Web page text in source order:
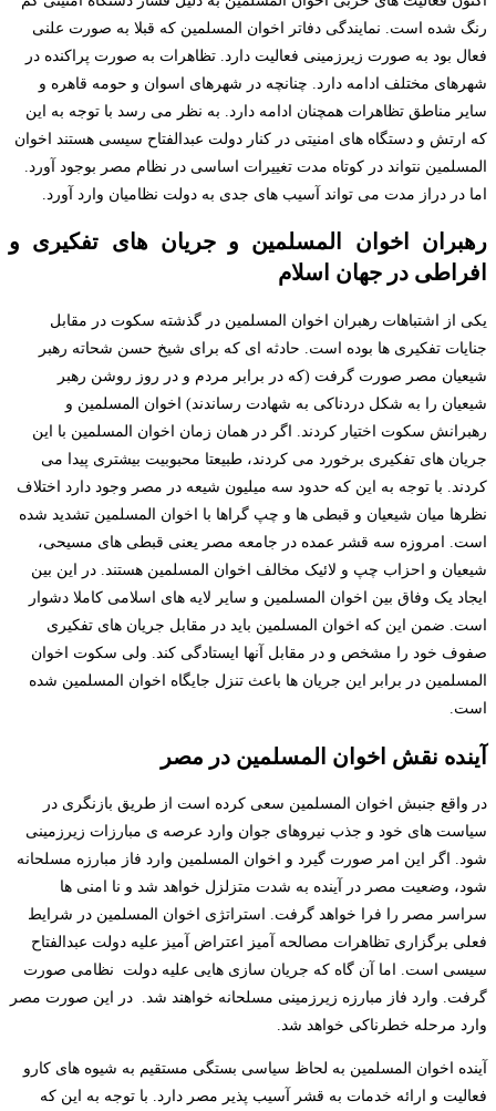
رنگ شده است. نمایندگی دفاتر اخوان المسلمین که قبلا به صورت علنی
فعال بود به صورت زیرزمینی فعالیت دارد. تظاهرات به صورت پراکنده در
شهرهای مختلف ادامه دارد. چنانچه در شهرهای اسوان و حومه قاهره و
سایر مناطق تظاهرات همچنان ادامه دارد. به نظر می رسد با توجه به این
که ارتش و دستگاه های امنیتی در کنار دولت عبدالفتاح سیسی هستند اخوان
المسلمین نتواند در کوتاه مدت تغییرات اساسی در نظام مصر بوجود آورد.
اما در دراز مدت می تواند آسیب های جدی به دولت نظامیان وارد آورد.
رهبران اخوان المسلمین و جریان های تفکیری و
افراطی در جهان اسلام
یکی از اشتباهات رهبران اخوان المسلمین در گذشته سکوت در مقابل
جنایات تفکیری ها بوده است. حادثه ای که برای شیخ حسن شحاته رهبر
شیعیان مصر صورت گرفت (که در برابر مردم و در روز روشن رهبر
شیعیان را به شکل دردناکی به شهادت رساندند) اخوان المسلمین و
رهبرانش سکوت اختیار کردند. اگر در همان زمان اخوان المسلمین با این
جریان های تفکیری برخورد می کردند، طبیعتا محبوبیت بیشتری پیدا می
کردند. با توجه به این که حدود سه میلیون شیعه در مصر وجود دارد اختلاف
نظرها میان شیعیان و قبطی ها و چپ گراها با اخوان المسلمین تشدید شده
است. امروزه سه قشر عمده در جامعه مصر یعنی قبطی های مسیحی،
شیعیان و احزاب چپ و لائیک مخالف اخوان المسلمین هستند. در این بین
ایجاد یک وفاق بین اخوان المسلمین و سایر لایه های اسلامی کاملا دشوار
است. ضمن این که اخوان المسلمین باید در مقابل جریان های تفکیری
صفوف خود را مشخص و در مقابل آنها ایستادگی کند. ولی سکوت اخوان
المسلمین در برابر این جریان ها باعث تنزل جایگاه اخوان المسلمین شده
است.
آینده نقش اخوان المسلمین در مصر
در واقع جنبش اخوان المسلمین سعی کرده است از طریق بازنگری در
سیاست های خود و جذب نیروهای جوان وارد عرصه ی مبارزات زیرزمینی
شود. اگر این امر صورت گیرد و اخوان المسلمین وارد فاز مبارزه مسلحانه
شود، وضعیت مصر در آینده به شدت متزلزل خواهد شد و نا امنی ها
سراسر مصر را فرا خواهد گرفت. استراتژی اخوان المسلمین در شرایط
فعلی برگزاری تظاهرات مصالحه آمیز اعتراض آمیز علیه دولت عبدالفتاح
سیسی است. اما آن گاه که جریان سازی هایی علیه دولت نظامی صورت
گرفت. وارد فاز مبارزه زیرزمینی مسلحانه خواهند شد. در این صورت مصر
وارد مرحله خطرناکی خواهد شد.
آینده اخوان المسلمین به لحاظ سیاسی بستگی مستقیم به شیوه های کارو
فعالیت و ارائه خدمات به قشر آسیب پذیر مصر دارد. با توجه به این که